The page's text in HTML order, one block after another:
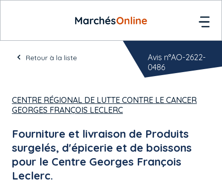
Retour à la liste
CENTRE RÉGIONAL DE LUTTE CONTRE LE CANCER
GEORGES FRANÇOIS LECLERC
Fourniture et livraison de Produits
surgelés, d'épicerie et de boissons
pour le Centre Georges François
Leclerc.
Avis n°AO-2622-
0486